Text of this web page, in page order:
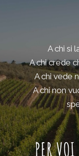
A chi si
A chi crede
A chi vede
A chi non
PER